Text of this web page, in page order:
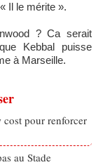
Il le mérite ».
? Ca serait
Kebbal puisse
à Marseille.
pour renforcer
au Stade